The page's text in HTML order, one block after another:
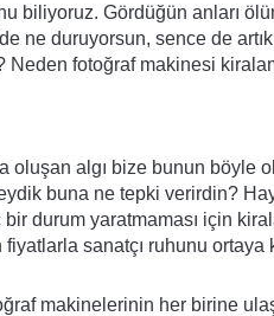
biliyoruz. Gördüğün anları
ne duruyorsun, sence de
Neden fotoğraf makinesi
oluşan algı bize bunun böyle
buna ne tepki verirdin?
durum yaratmaması için
fiyatlarla sanatçı ruhunu ortaya
makinelerinin her birine